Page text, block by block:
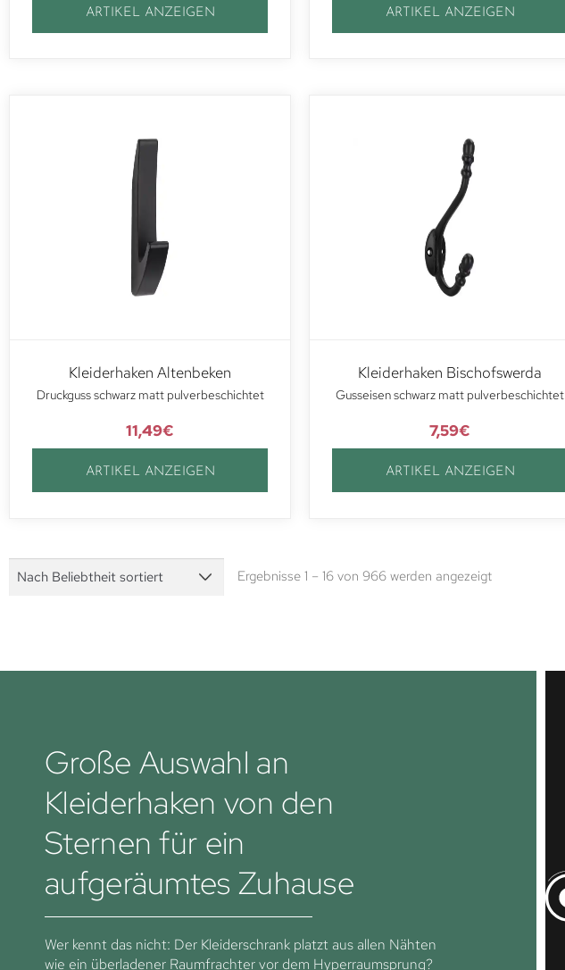
ARTIKEL ANZEIGEN ARTIKEL ANZEIGEN
Kleiderhaken Altenbeken
Druckguss schwarz matt pulverbeschichtet
11,49€
ARTIKEL ANZEIGEN
Kleiderhaken Bischofswerda
Gusseisen schwarz matt pulverbeschichtet
7,59€
ARTIKEL ANZEIGEN
Ergebnisse 1 – 16 von 966 werden angezeigt
Große Auswahl an
Kleiderhaken von den
Sternen für ein
aufgeräumtes Zuhause
Wer kennt das nicht: Der Kleiderschrank platzt aus allen Nähten
wie ein überladener Raumfrachter vor dem Hyperraumsprung?